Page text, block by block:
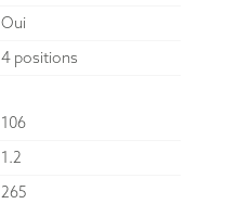
Oui
4 positions
106
1.2
265